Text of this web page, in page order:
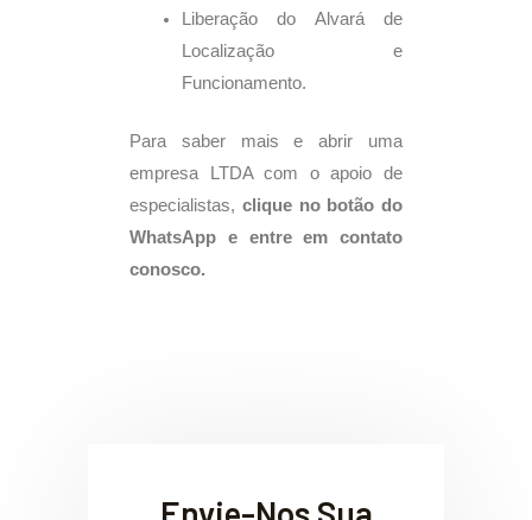
Liberação do Alvará de
Localização e
Funcionamento.
Para saber mais e abrir uma
empresa LTDA com o apoio de
especialistas, clique no botão do
WhatsApp e entre em contato
conosco.